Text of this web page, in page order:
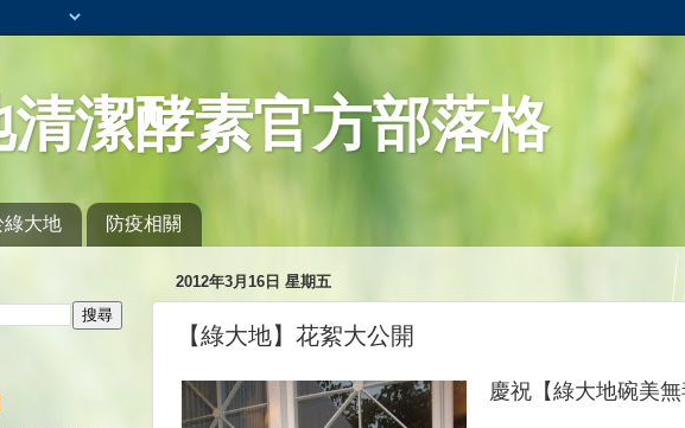
潔酵素官方部落格
綠大地 防疫相關
2012年3月16日 星期五
【綠大地】花絮大公開
慶祝【綠大地碗美